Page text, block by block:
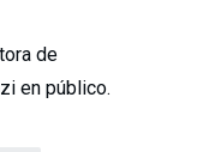
de
en público.